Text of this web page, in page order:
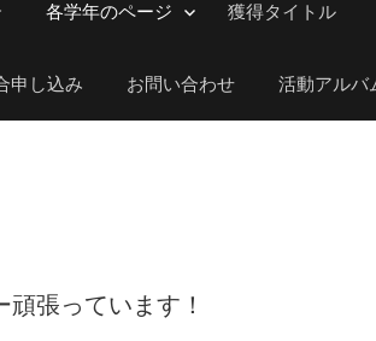
各学年のページ 獲得タイトル
申し込み お問い合わせ 活動アルバ
張っています！